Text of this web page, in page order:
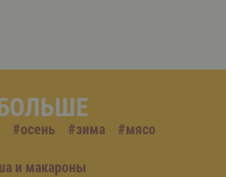
#осень #зима #мясо
и макароны